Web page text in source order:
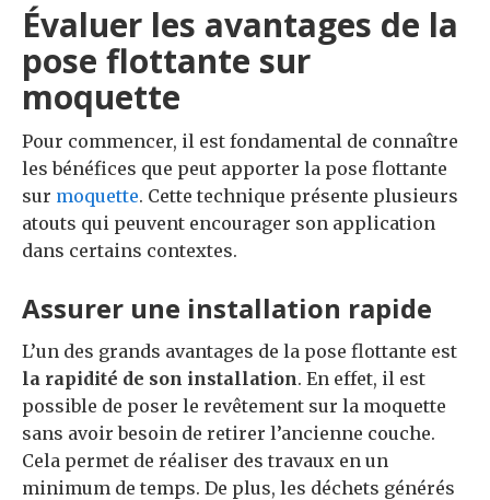
Évaluer les avantages de la
pose flottante sur
moquette
Pour commencer, il est fondamental de connaître
les bénéfices que peut apporter la pose flottante
sur moquette. Cette technique présente plusieurs
atouts qui peuvent encourager son application
dans certains contextes.
Assurer une installation rapide
L’un des grands avantages de la pose flottante est
la rapidité de son installation. En effet, il est
possible de poser le revêtement sur la moquette
sans avoir besoin de retirer l’ancienne couche.
Cela permet de réaliser des travaux en un
minimum de temps. De plus, les déchets générés